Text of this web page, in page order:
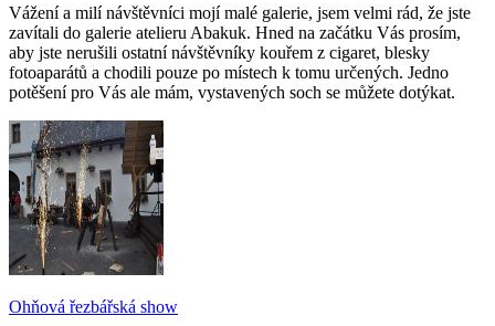
Vážení a milí návštěvníci mojí malé galerie, jsem velmi rád, že jste
zavítali do galerie atelieru Abakuk. Hned na začátku Vás prosím,
aby jste nerušili ostatní návštěvníky kouřem z cigaret, blesky
fotoaparátů a chodili pouze po místech k tomu určených. Jedno
potěšení pro Vás ale mám, vystavených soch se můžete dotýkat.
Ohňová řezbářská show